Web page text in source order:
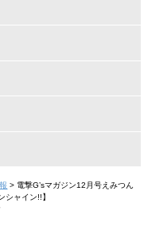
> 電撃G’sマガジン12月号えみつん
シャイン!!】